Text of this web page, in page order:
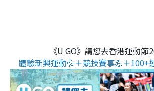
《U GO》請您去香港運動節
體驗新興運動💦＋競技賽事💪＋100+